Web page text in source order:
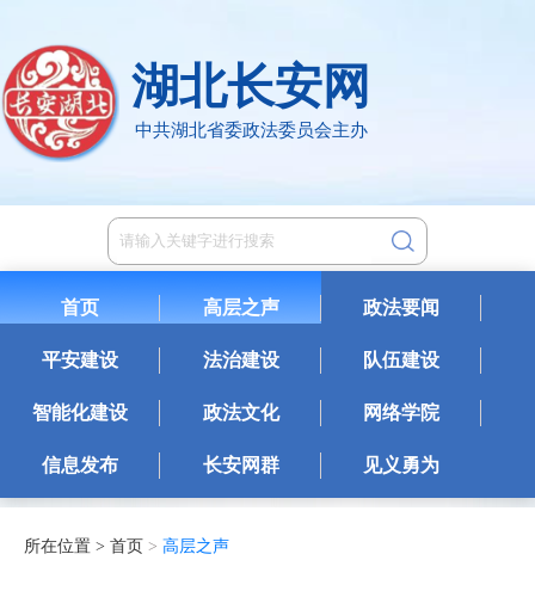
湖北长安网
中共湖北省委政法委员会主办
首页 高层之声 政法要闻
平安建设 法治建设 队伍建设
智能化建设 政法文化 网络学院
信息发布 长安网群 见义勇为
所在位置 > 首页 > 高层之声